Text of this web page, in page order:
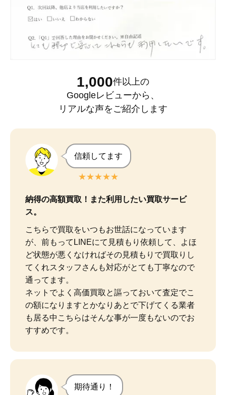
1,000件以上の
Googleレビューから、
リアルな声をご紹介します
信頼してます
★★★★★
納得の高額買取！また利用したい買取サービ
ス。
こちらで買取をいつもお世話になっています
が、前もってLINEにて見積もり依頼して、よほ
ど状態が悪くなければその見積もりで買取りし
てくれスタッフさんも対応がとても丁寧なので
通ってます。
ネットでよく高価買取と謳っておいて査定でこ
の額になりますとかなりあとで下げてくる業者
も居る中こちらはそんな事が一度もないのでお
すすめです。
期待通り！